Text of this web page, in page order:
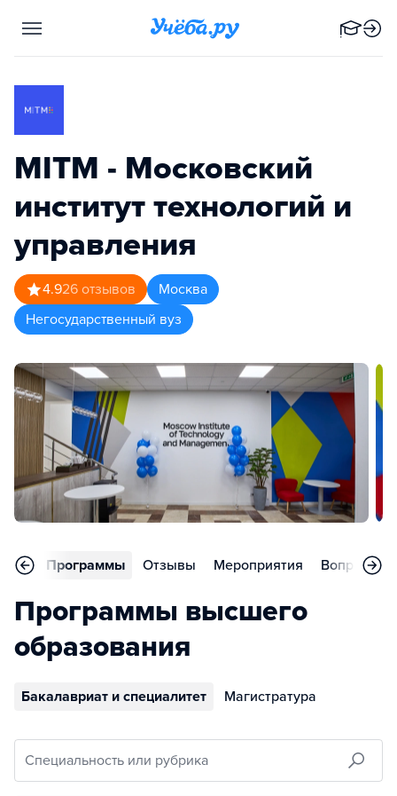
MITM - Московский
институт технологий и
управления
4.926 отзывов
Москва
Негосударственный вуз
Программы Отзывы Мероприятия Вопросы
Программы высшего
образования
Бакалавриат и специалитет Магистратура
Специальность или рубрика